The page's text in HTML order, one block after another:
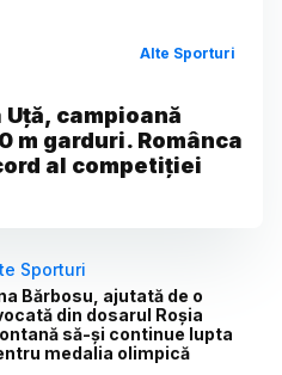
Alte Sporturi
campioană
m garduri. Românca
al competiției
Sporturi
Bărbosu, ajutată de o
din dosarul Roșia
să-și continue lupta
medalia olimpică